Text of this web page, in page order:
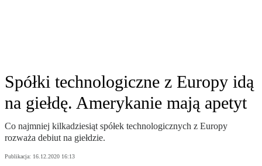
Spółki technologiczne z Europy idą
na giełdę. Amerykanie mają apetyt
Co najmniej kilkadziesiąt spółek technologicznych z Europy
rozważa debiut na giełdzie.
Publikacja: 16.12.2020 16:13